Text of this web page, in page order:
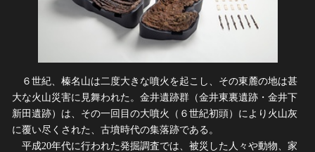
６世紀、榛名山は二度大きな噴火を起こし、その東麓の地は甚
大な火山災害に見舞われた。金井遺跡群（金井東裏遺跡・金井下
新田遺跡）は、その一回目の大噴火（６世紀初頭）により火山灰
に覆い尽くされた、古墳時代の集落跡である。
平成20年代に行われた発掘調査では、被災した人々や動物、家